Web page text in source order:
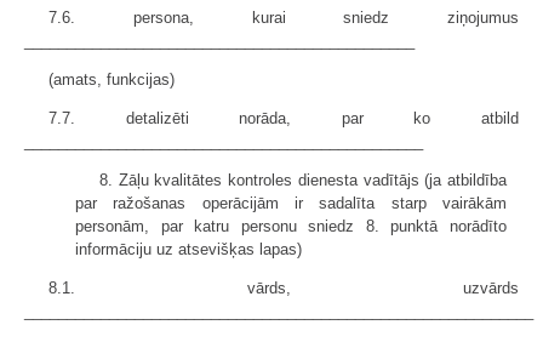
7.6. persona, kurai sniedz ziņojumus
(amats, funkcijas)
7.7. detalizēti norāda, par ko atbild
8. Zāļu kvalitātes kontroles dienesta vadītājs (ja atbildība
par ražošanas operācijām ir sadalīta starp vairākām
personām, par katru personu sniedz 8. punktā norādīto
informāciju uz atsevišķas lapas)
8.1. vārds, uzvārds